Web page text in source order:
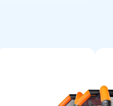
echte eyecatcher!
handleiding. Zo heb je